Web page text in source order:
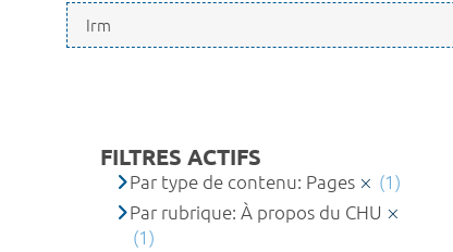
FILTRES ACTIFS
Par type de contenu: Pages
(1)
Par rubrique: À propos du CHU
(1)